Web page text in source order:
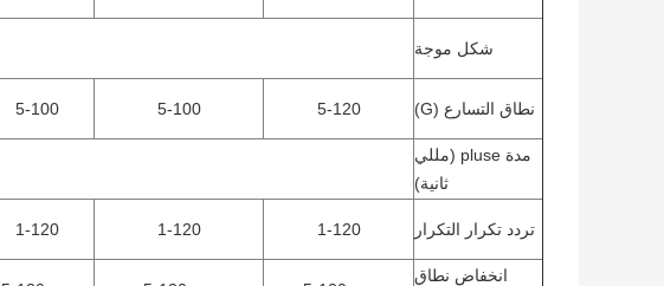
شكل موجة
نطاق التسارع (G) 5-120
5-100
5-100
مدة pluse (مللي
ثانية)
تردد تكرار التكرار 1-120
1-120
1-120
انخفاض نطاق